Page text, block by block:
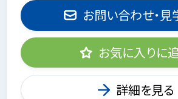
お問い合わせ・見
お気に入りに
詳細を見る